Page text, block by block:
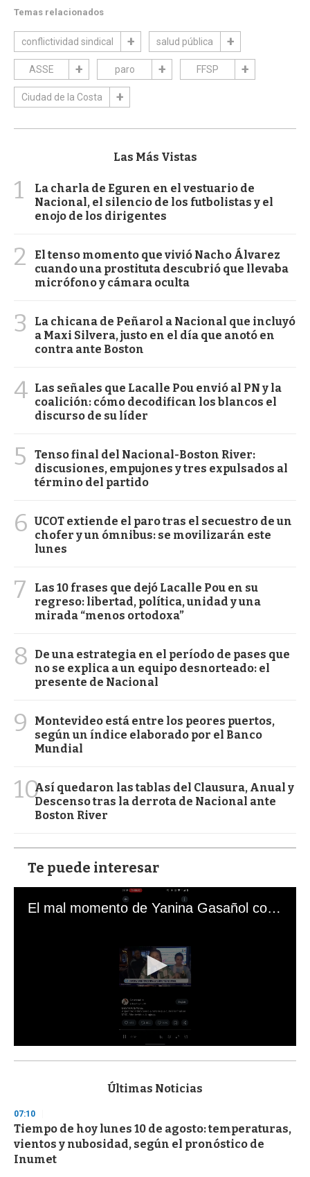
Temas relacionados
conflictividad sindical salud pública
ASSE paro FFSP
Ciudad de la Costa
Las Más Vistas
1
La charla de Eguren en el vestuario de
Nacional, el silencio de los futbolistas y el
enojo de los dirigentes
2
El tenso momento que vivió Nacho Álvarez
cuando una prostituta descubrió que llevaba
micrófono y cámara oculta
3
La chicana de Peñarol a Nacional que incluyó
a Maxi Silvera, justo en el día que anotó en
contra ante Boston
4 Las señales que Lacalle Pou envió al PN y la
coalición: cómo decodifican los blancos el
discurso de su líder
5
Tenso final del Nacional-Boston River:
discusiones, empujones y tres expulsados al
término del partido
6 UCOT extiende el paro tras el secuestro de un
chofer y un ómnibus: se movilizarán este
lunes
7
Las 10 frases que dejó Lacalle Pou en su
regreso: libertad, política, unidad y una
mirada “menos ortodoxa”
8
De una estrategia en el período de pases que
no se explica a un equipo desnorteado: el
presente de Nacional
9
Montevideo está entre los peores puertos,
según un índice elaborado por el Banco
Mundial
10Así quedaron las tablas del Clausura, Anual y
Descenso tras la derrota de Nacional ante
Boston River
Te puede interesar
El mal momento de Yanina Gasañol con un hincha argentino en "Subrayado"
s
d
s
o
f
3
Últimas Noticias
07:10
Tiempo de hoy lunes 10 de agosto: temperaturas,
vientos y nubosidad, según el pronóstico de
Inumet